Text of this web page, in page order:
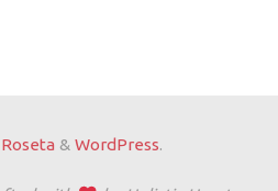
Roseta & WordPress.